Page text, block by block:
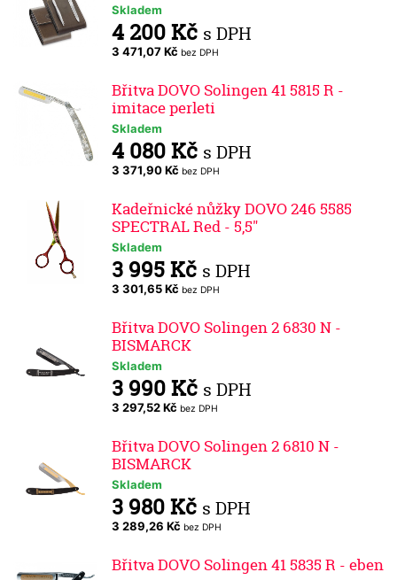
Skladem
4 200 Kč s DPH
3 471,07 Kč bez DPH
Břitva DOVO Solingen 41 5815 R -
imitace perleti
Skladem
4 080 Kč s DPH
3 371,90 Kč bez DPH
Kadeřnické nůžky DOVO 246 5585
SPECTRAL Red - 5,5"
Skladem
3 995 Kč s DPH
3 301,65 Kč bez DPH
Břitva DOVO Solingen 2 6830 N -
BISMARCK
Skladem
3 990 Kč s DPH
3 297,52 Kč bez DPH
Břitva DOVO Solingen 2 6810 N -
BISMARCK
Skladem
3 980 Kč s DPH
3 289,26 Kč bez DPH
Břitva DOVO Solingen 41 5835 R - eben